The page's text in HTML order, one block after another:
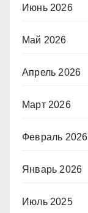
Июнь 2026
Май 2026
Апрель 2026
Март 2026
Февраль 2026
Январь 2026
Июль 2025